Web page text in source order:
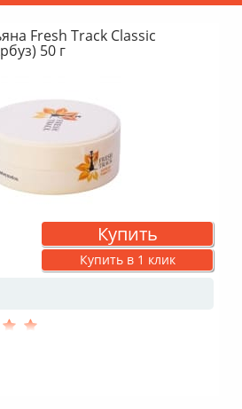
Fresh Track Classic
50 г
Купить
Купить в 1 клик